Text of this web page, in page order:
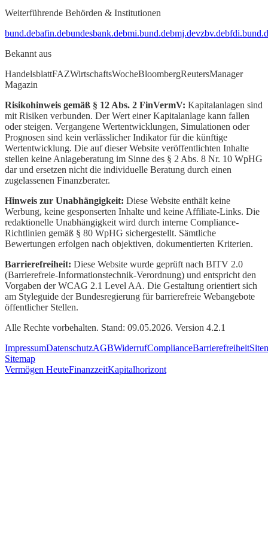
Weiterführende Behörden & Institutionen
bund.debafin.debundesbank.debmi.bund.debmj.devzbv.de
Bekannt aus
HandelsblattFAZWirtschaftsWocheBloombergReutersManager
Magazin
Risikohinweis gemäß § 12 Abs. 2 FinVermV: Kapitalanlagen sind
mit Risiken verbunden. Der Wert einer Kapitalanlage kann fallen
oder steigen. Vergangene Wertentwicklungen, Simulationen oder
Prognosen sind kein verlässlicher Indikator für die künftige
Wertentwicklung. Die auf dieser Website veröffentlichten Inhalte
stellen keine Anlageberatung im Sinne des § 2 Abs. 8 Nr. 10 WpHG
dar und ersetzen nicht die individuelle Beratung durch einen
zugelassenen Finanzberater.
Hinweis zur Unabhängigkeit: Diese Website enthält keine
Werbung, keine gesponserten Inhalte und keine Affiliate-Links. Die
redaktionelle Unabhängigkeit wird durch interne Compliance-
Richtlinien gemäß § 80 WpHG sichergestellt. Sämtliche
Bewertungen erfolgen nach objektiven, dokumentierten Kriterien.
Barrierefreiheit: Diese Website wurde geprüft nach BITV 2.0
(Barrierefreie-Informationstechnik-Verordnung) und entspricht den
Vorgaben der WCAG 2.1 Level AA. Die Gestaltung orientiert sich
am Styleguide der Bundesregierung für barrierefreie Webangebote
öffentlicher Stellen.
Alle Rechte vorbehalten. Stand: 09.05.2026. Version 4.2.1
ImpressumDatenschutzAGBWiderrufComplianceBarrierefreiheit
Sitemap
Vermögen HeuteFinanzzeitKapitalhorizont